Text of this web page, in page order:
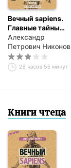
Вечный sapiens.
Главные тайны
тела и
бессмертия
Александр
Петрович Никонов
28 часов 55 минут
Книги чтеца